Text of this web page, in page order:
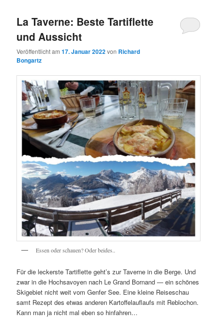
La Taverne: Beste Tartiflette
und Aussicht
Veröffentlicht am17. Januar 2022von Richard
Bongartz
Essen oder schauen? Oder beides..
Für die leckerste Tartiflette geht’s zur Taverne in die Berge. Und
zwar in die Hochsavoyen nach Le Grand Bornand — ein schönes
Skigebiet nicht weit vom Genfer See. Eine kleine Reiseschau
samt Rezept des etwas anderen Kartoffelauflaufs mit Reblochon.
Kann man ja nicht mal eben so hinfahren…